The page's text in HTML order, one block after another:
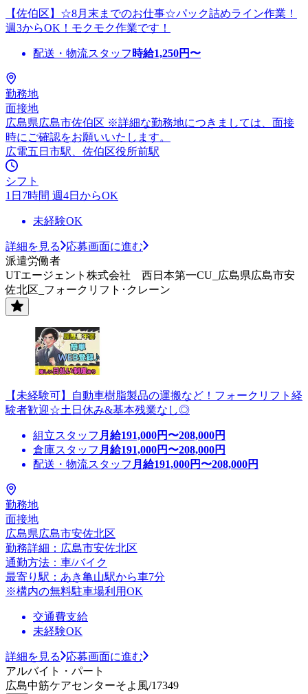
【佐伯区】☆8月末までのお仕事☆パック詰めライン作業！
週3からOK！モクモク作業です！
配送・物流スタッフ 時給1,250円〜
勤務地
面接地
広島県広島市佐伯区 ※詳細な勤務地につきましては、面接
時にご確認をお願いいたします。
広電五日市駅、佐伯区役所前駅
シフト
1日7時間 週4日からOK
未経験OK
詳細を見る
応募画面に進む
派遣労働者
UTエージェント株式会社 西日本第一CU_広島県広島市安
佐北区_フォークリフト･クレーン
【未経験可】自動車樹脂製品の運搬など！フォークリフト経
験者歓迎☆土日休み&基本残業なし◎
組立スタッフ 月給191,000円〜208,000円
倉庫スタッフ 月給191,000円〜208,000円
配送・物流スタッフ 月給191,000円〜208,000円
勤務地
面接地
広島県広島市安佐北区
勤務詳細：広島市安佐北区
通勤方法：車/バイク
最寄り駅：あき亀山駅から車7分
※構内の無料駐車場利用OK
交通費支給
未経験OK
詳細を見る
応募画面に進む
アルバイト・パート
広島中筋ケアセンターそよ風/17349